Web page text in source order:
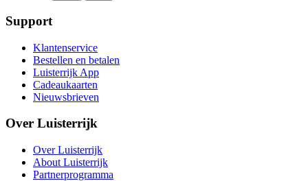
Support
Klantenservice
Bestellen en betalen
Luisterrijk App
Cadeaukaarten
Nieuwsbrieven
Over Luisterrijk
Over Luisterrijk
About Luisterrijk
Partnerprogramma